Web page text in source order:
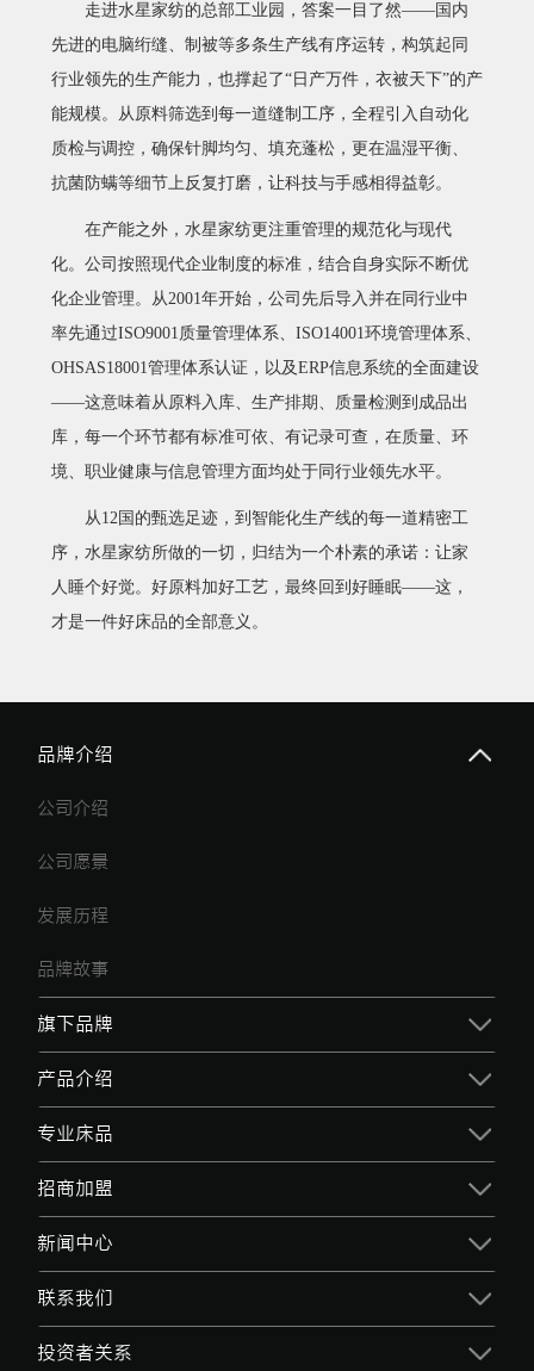
走进水星家纺的总部工业园，答案一目了然——国内
先进的电脑绗缝、制被等多条生产线有序运转，构筑起同
行业领先的生产能力，也撑起了“日产万件，衣被天下”的产
能规模。从原料筛选到每一道缝制工序，全程引入自动化
质检与调控，确保针脚均匀、填充蓬松，更在温湿平衡、
抗菌防螨等细节上反复打磨，让科技与手感相得益彰。
在产能之外，水星家纺更注重管理的规范化与现代
化。公司按照现代企业制度的标准，结合自身实际不断优
化企业管理。从2001年开始，公司先后导入并在同行业中
率先通过ISO9001质量管理体系、ISO14001环境管理体系、
OHSAS18001管理体系认证，以及ERP信息系统的全面建设
——这意味着从原料入库、生产排期、质量检测到成品出
库，每一个环节都有标准可依、有记录可查，在质量、环
境、职业健康与信息管理方面均处于同行业领先水平。
从12国的甄选足迹，到智能化生产线的每一道精密工
序，水星家纺所做的一切， 归结为一个朴素的承诺： 让家
人睡个好觉。好原料加好工艺，最终回到好睡眠——这，
才是一件好床品的全部意义。
品牌介绍
公司介绍
公司愿景
发展历程
品牌故事
旗下品牌
产品介绍
专业床品
招商加盟
新闻中心
联系我们
投资者关系